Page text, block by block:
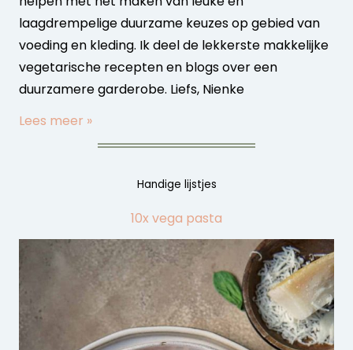
laagdrempelige duurzame keuzes op gebied van
voeding en kleding. Ik deel de lekkerste makkelijke
vegetarische recepten en blogs over een
duurzamere garderobe. Liefs, Nienke
Lees meer »
Handige lijstjes
10x vega pasta